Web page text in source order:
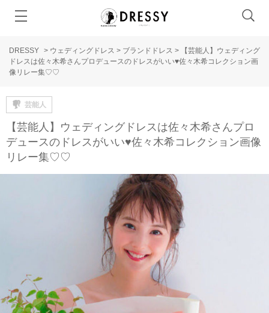
DRESSY > ウェディングドレス > ブランドドレス >
【芸能人】ウェディング
ドレスは佐々木希さんプロデュースのドレスがいい♥佐々木希コレクション画
像リレー集♡♡
芸能人
【芸能人】ウェディングドレスは佐々木希さんプロ
デュースのドレスがいい♥佐々木希コレクション画像
リレー集♡♡